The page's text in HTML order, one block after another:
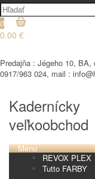
0
0.00 €
Predajňa : Jégeho 10,
0917/963 024, mail :
Kadernícky
veľkoobchod
Menu
REVOX PLEX
Tutto FARBY